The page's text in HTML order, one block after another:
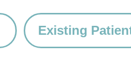
Existing